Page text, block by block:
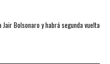
Jair Bolsonaro y habrá segunda vuelta